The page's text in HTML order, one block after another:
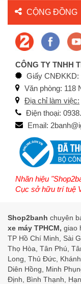
CỘNG ĐỒNG
CÔNG TY TNHH
Giấy CNĐKKD:
Văn phòng: 118
Địa chỉ làm việc:
Điện thoại:
Email:
Nhãn hiệu
Cục sở hữu trí tuệ
Shop2banh chuyên
xe máy TPHCM, giao
TP Hồ Chí Minh, Sài
Thọ Hòa, Tân Phú,
Long, Thủ Đức,
Diên Hồng, Minh
Định, Bình Thạnh,